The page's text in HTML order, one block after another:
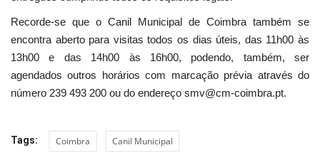
Recorde-se que o Canil Municipal de Coimbra também se
encontra aberto para visitas todos os dias úteis, das 11h00 às
13h00 e das 14h00 às 16h00, podendo, também, ser
agendados outros horários com marcação prévia através do
número 239 493 200 ou do endereço smv@cm-coimbra.pt.
Tags: Coimbra Canil Municipal